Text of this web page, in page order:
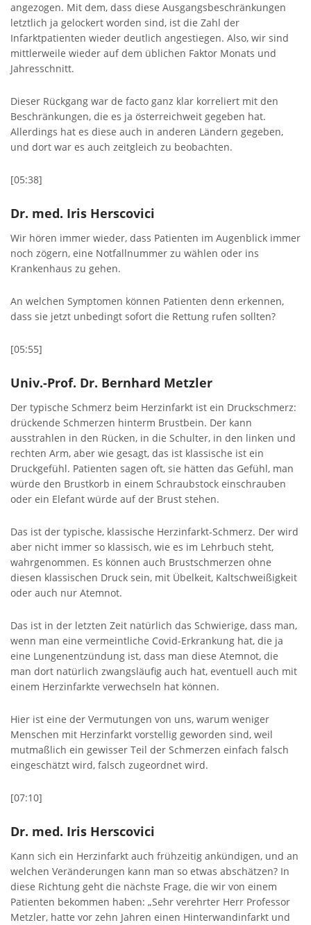
angezogen. Mit dem, dass diese Ausgangsbeschränkungen
letztlich ja gelockert worden sind, ist die Zahl der
Infarktpatienten wieder deutlich angestiegen. Also, wir sind
mittlerweile wieder auf dem üblichen Faktor Monats und
Jahresschnitt.
Dieser Rückgang war de facto ganz klar korreliert mit den
Beschränkungen, die es ja österreichweit gegeben hat.
Allerdings hat es diese auch in anderen Ländern gegeben,
und dort war es auch zeitgleich zu beobachten.
[05:38]
Dr. med. Iris Herscovici
Wir hören immer wieder, dass Patienten im Augenblick immer
noch zögern, eine Notfallnummer zu wählen oder ins
Krankenhaus zu gehen.
An welchen Symptomen können Patienten denn erkennen,
dass sie jetzt unbedingt sofort die Rettung rufen sollten?
[05:55]
Univ.-Prof. Dr. Bernhard Metzler
Der typische Schmerz beim Herzinfarkt ist ein Druckschmerz:
drückende Schmerzen hinterm Brustbein. Der kann
ausstrahlen in den Rücken, in die Schulter, in den linken und
rechten Arm, aber wie gesagt, das ist klassische ist ein
Druckgefühl. Patienten sagen oft, sie hätten das Gefühl, man
würde den Brustkorb in einem Schraubstock einschrauben
oder ein Elefant würde auf der Brust stehen.
Das ist der typische, klassische Herzinfarkt-Schmerz. Der wird
aber nicht immer so klassisch, wie es im Lehrbuch steht,
wahrgenommen. Es können auch Brustschmerzen ohne
diesen klassischen Druck sein, mit Übelkeit, Kaltschweißigkeit
oder auch nur Atemnot.
Das ist in der letzten Zeit natürlich das Schwierige, dass man,
wenn man eine vermeintliche Covid-Erkrankung hat, die ja
eine Lungenentzündung ist, dass man diese Atemnot, die
man dort natürlich zwangsläufig auch hat, eventuell auch mit
einem Herzinfarkte verwechseln hat können.
Hier ist eine der Vermutungen von uns, warum weniger
Menschen mit Herzinfarkt vorstellig geworden sind, weil
mutmaßlich ein gewisser Teil der Schmerzen einfach falsch
eingeschätzt wird, falsch zugeordnet wird.
[07:10]
Dr. med. Iris Herscovici
Kann sich ein Herzinfarkt auch frühzeitig ankündigen, und an
welchen Veränderungen kann man so etwas abschätzen? In
diese Richtung geht die nächste Frage, die wir von einem
Patienten bekommen haben: „Sehr verehrter Herr Professor
Metzler, hatte vor zehn Jahren einen Hinterwandinfarkt und